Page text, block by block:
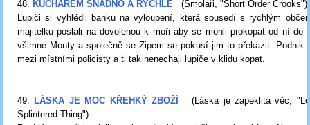
48. KUCHAŘEM SNADNO A RYCHLE (Smolaři, "Short Order Crooks")
Lupiči si vyhlédli banku na vyloupení, která sousedí s rychlým
majitelku poslali na dovolenou k moři aby se mohli prokopat od ní do
všimne Monty a společně se Zipem se pokusí jim to překazit. Podnik
mezi místními policisty a ti tak nenechaji lupiče v klidu kopat.
49. LÁSKA JE MOC KŘEHKÝ ZBOŽÍ(Láska je zapeklitá věc,
Splintered Thing")